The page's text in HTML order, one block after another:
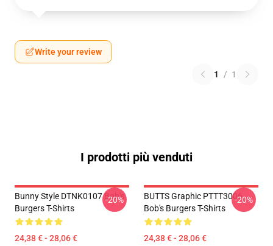
Write your review
1 / 1
I prodotti più venduti
Bunny Style DTNK0107 Bob's
Burgers T-Shirts
24,38 € - 28,06 €
-20%
BUTTS Graphic PTTT3006
Bob's Burgers T-Shirts
24,38 € - 28,06 €
-20%